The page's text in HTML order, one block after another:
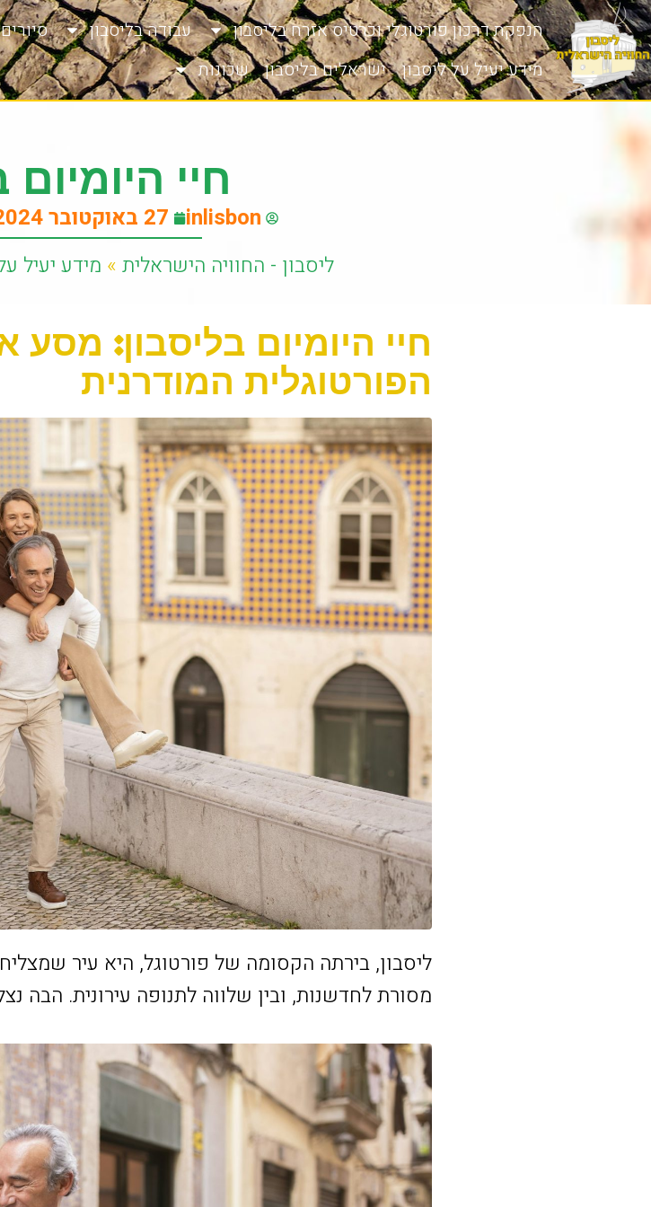
הנפקת דרכון פורטוגלי וכרטיס אזרח בליסבון עבודה בליסבון
מידע יעיל על ליסבון
ישראלים בליסבון שכונות
חיי היומיום
inlisbon 27 באוקטובר 2024
ליסבון - החוויה הישראלית » מידע יעיל
חיי היומיום בליסבון:
הפורטוגלית המודרנית
ליסבון, בירתה הקסומה של פורטוגל, היא עיר
מסורת לחדשנות, ובין שלווה לתנופה עירונית. הבה